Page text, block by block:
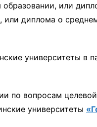
или
или диплома о
университеты в
по вопросам
университеты